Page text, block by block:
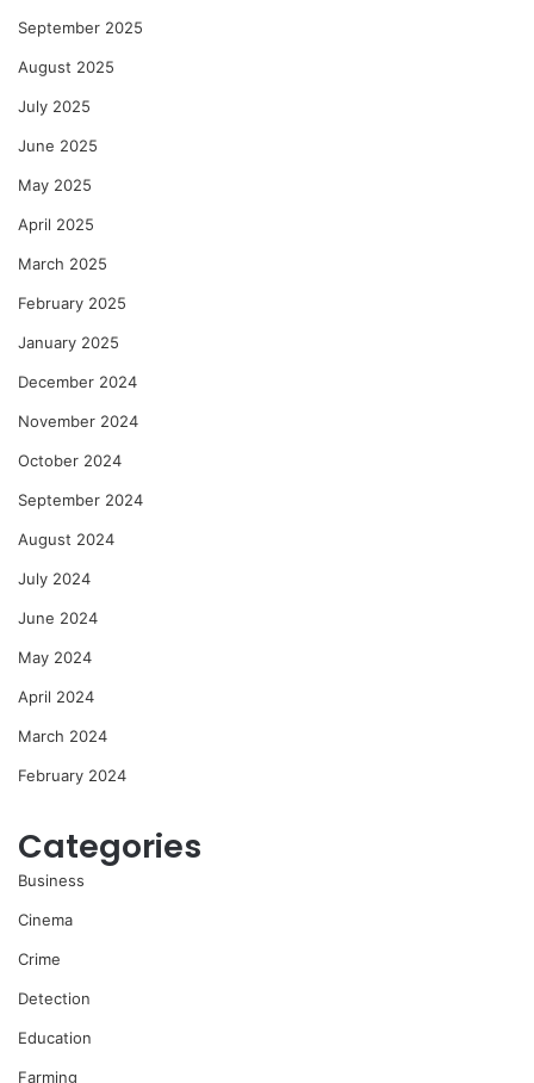
September 2025
August 2025
July 2025
June 2025
May 2025
April 2025
March 2025
February 2025
January 2025
December 2024
November 2024
October 2024
September 2024
August 2024
July 2024
June 2024
May 2024
April 2024
March 2024
February 2024
Categories
Business
Cinema
Crime
Detection
Education
Farming